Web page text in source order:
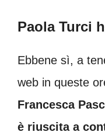
Paola Turci
Ebbene sì, a
web in queste
Francesca
è riuscita a